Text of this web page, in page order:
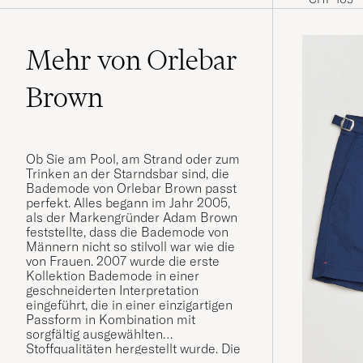
Mehr von Orlebar
Brown
Ob Sie am Pool, am Strand oder zum
Trinken an der Starndsbar sind, die
Bademode von Orlebar Brown passt
perfekt. Alles begann im Jahr 2005,
als der Markengründer Adam Brown
feststellte, dass die Bademode von
Männern nicht so stilvoll war wie die
von Frauen. 2007 wurde die erste
Kollektion Bademode in einer
geschneiderten Interpretation
eingeführt, die in einer einzigartigen
Passform in Kombination mit
sorgfältig ausgewählten
Stoffqualitäten hergestellt wurde. Die